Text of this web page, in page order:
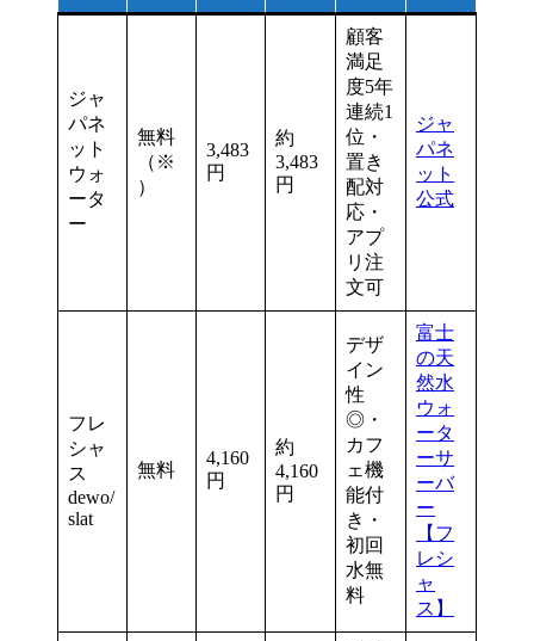
ジャ
パネ
ット
ウォ
ータ
ー
無料
（※
）
3,483
円
約
3,483
円
顧客
満足
度5年
連続1
位・
置き
配対
応・
アプ
リ注
文可
ジャ
パネ
ット
公式
フレ
シャ
ス
dewo/
slat
無料
4,160
円
約
4,160
円
デザ
イン
性
◎・
カフ
ェ機
能付
き・
初回
水無
料
富士
の天
然水
ウォ
ータ
ーサ
ーバ
ー
【フ
レシ
ャ
ス】